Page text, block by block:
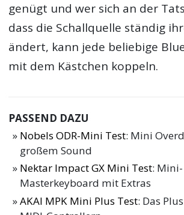
genügt und wer sich an der
dass die Schallquelle ständig
ändert, kann jede beliebige
mit dem Kästchen koppeln.
PASSEND DAZU
Nobels ODR-Mini Test: Mini
großem Sound
Nektar Impact GX Mini Test: Mini-
Masterkeyboard mit Extras
AKAI MPK Mini Plus Test: Das